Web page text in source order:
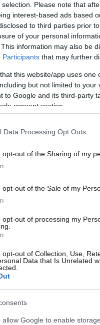
Please note that
interest-based ads based
to third parties prior
of your personal
information may also be
Participants that may further
this website/app uses
but not limited to
to Google and its third-party
consent section.
Data Processing Opt Outs
opt-out of the Sharing of my
opt-out of the Sale of my
opt-out of processing my
opt-out of Collection, Use,
Data that Is Unrelated
allow Google to enable
τη δολοφονία